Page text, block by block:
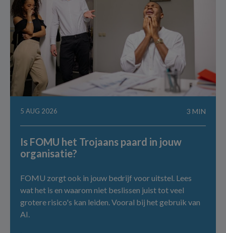
5 AUG 2026 3 MIN
Is FOMU het Trojaans paard in jouw
organisatie?
FOMU zorgt ook in jouw bedrijf voor uitstel. Lees
wat het is en waarom niet beslissen juist tot veel
grotere risico's kan leiden. Vooral bij het gebruik van
AI.